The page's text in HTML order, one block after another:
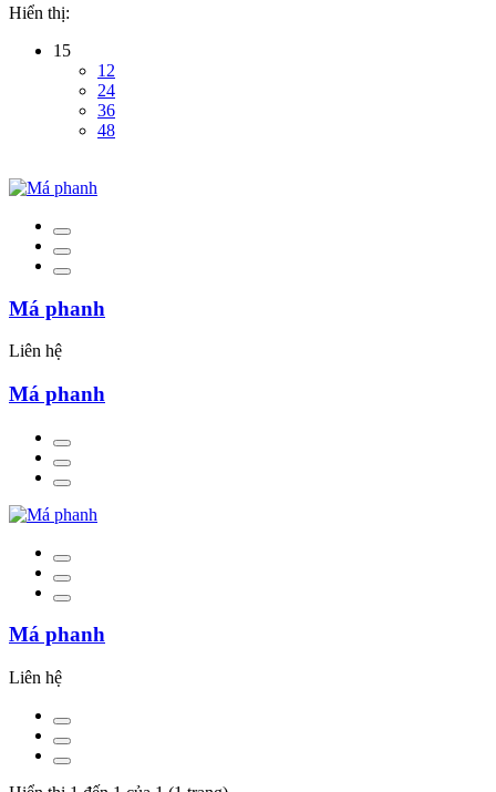
Hiển thị:
15
12
24
36
48
Má phanh
Liên hệ
Má phanh
Má phanh
Liên hệ